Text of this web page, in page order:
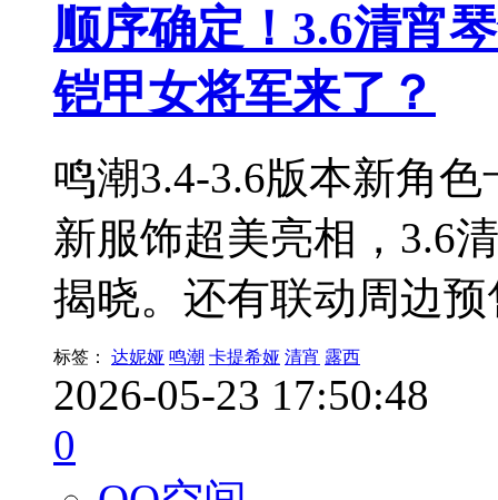
顺序确定！3.6清宵
铠甲女将军来了？
鸣潮3.4-3.6版本新角
新服饰超美亮相，3.6
揭晓。还有联动周边
标签： 达妮娅 鸣潮 卡提希娅 清宵 露西
2026-05-23 17:50:48
0